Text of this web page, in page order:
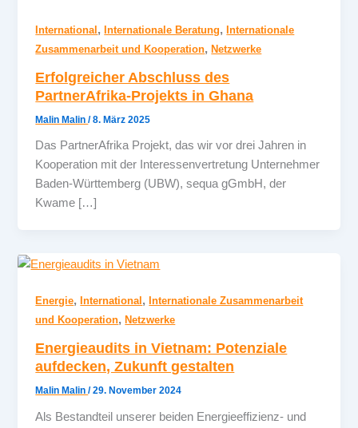
International , Internationale Beratung, Internationale
Zusammenarbeit und Kooperation,Netzwerke
Erfolgreicher Abschluss des
PartnerAfrika-Projekts in Ghana
Malin Malin/8. März 2025
Das PartnerAfrika Projekt, das wir vor drei Jahren in
Kooperation mit der Interessenvertretung Unternehmer
Baden-Württemberg (UBW), sequa gGmbH, der
Kwame […]
Energie, International , Internationale Zusammenarbeit
und Kooperation,Netzwerke
Energieaudits in Vietnam: Potenziale
aufdecken, Zukunft gestalten
Malin Malin/29. November 2024
Als Bestandteil unserer beiden Energieeffizienz- und